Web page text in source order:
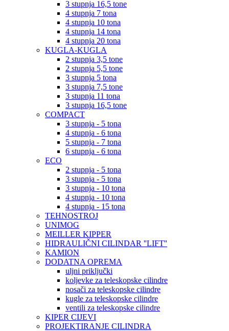
3 stupnja 16,5 tone
4 stupnja 7 tona
4 stupnja 10 tona
4 stupnja 14 tona
4 stupnja 20 tona
KUGLA-KUGLA
2 stupnja 3,5 tone
2 stupnja 5,5 tone
3 stupnja 5 tona
3 stupnja 7,5 tone
3 stupnja 11 tona
3 stupnja 16,5 tone
COMPACT
3 stupnja - 5 tona
4 stupnja - 6 tona
5 stupnja - 7 tona
6 stupnja - 6 tona
ECO
2 stupnja - 5 tona
3 stupnja - 5 tona
3 stupnja - 10 tona
4 stupnja - 10 tona
4 stupnja - 15 tona
TEHNOSTROJ
UNIMOG
MEILLER KIPPER
HIDRAULIČNI CILINDAR ''LIFT''
KAMION
DODATNA OPREMA
uljni priključki
koljevke za teleskopske cilindre
nosači za teleskopske cilindre
kugle za teleskopske cilindre
ventili za teleskopske cilindre
KIPER CIJEVI
PROJEKTIRANJE CILINDRA